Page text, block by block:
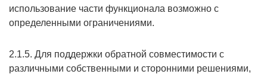
использование части функционала возможно с
определенными ограничениями.
2.1.5. Для поддержки обратной совместимости с
различными собственными и сторонними решениями,